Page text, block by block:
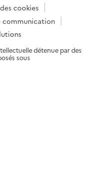
cookies
communication
détenue par des
sous